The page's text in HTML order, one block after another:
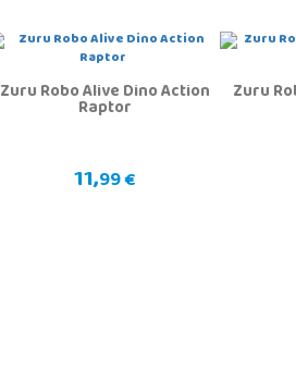
Zuru Robo Alive Dino Action
Raptor
11,99 €
Zuru